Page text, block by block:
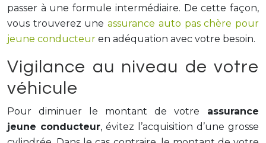
passer à une formule intermédiaire. De cette façon,
vous trouverez uneassurance auto pas chère pour
jeune conducteur en adéquation avec votre besoin.
Vigilance au niveau de votre
véhicule
Pour diminuer le montant de votre assurance
jeune conducteur, évitez l’acquisition d’une grosse